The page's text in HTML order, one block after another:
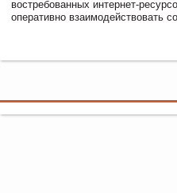
востребованных интернет-
оперативно взаимодействовать